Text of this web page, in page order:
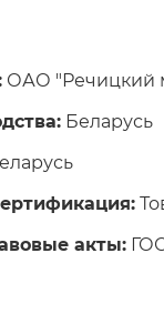
ОАО "Речицкий
Беларусь
акты: